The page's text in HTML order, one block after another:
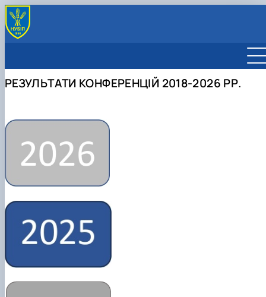
РЕЗУЛЬТАТИ КОНФЕРЕНЦІЙ 2018-2026 РР.